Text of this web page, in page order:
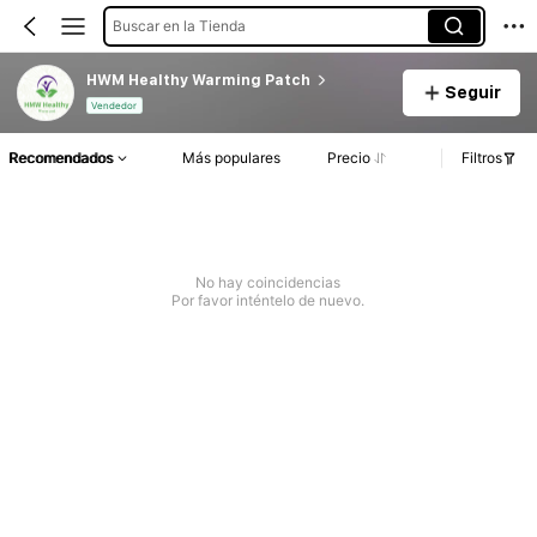
Buscar en la Tienda
HWM Healthy Warming Patch
Vendedor
Seguir
Recomendados Más populares Precio Filtros
No hay coincidencias
Por favor inténtelo de nuevo.